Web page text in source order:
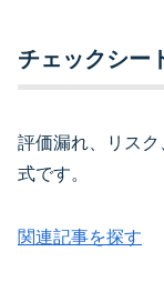
チェックシー
評価漏れ、リス
式です。
関連記事を探す